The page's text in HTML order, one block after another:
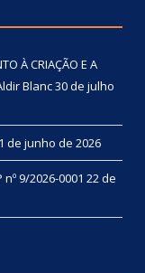
À CRIAÇÃO E A
Blanc30 de julho
de junho de 2026
9/2026-0001 22 de